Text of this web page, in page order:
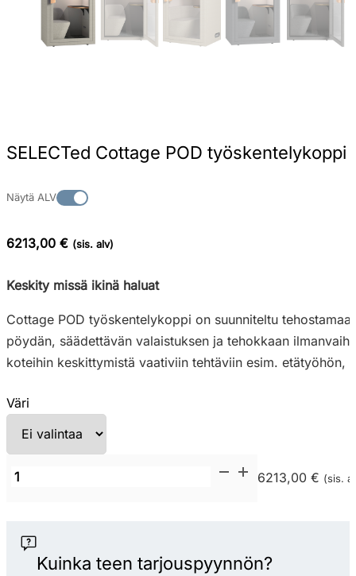
SELECTed Cottage POD työskentelykoppi
Näytä ALV
6213,00 € (sis. alv)
Keskity missä ikinä haluat
Cottage POD työskentelykoppi on suunniteltu
pöydän, säädettävän valaistuksen ja tehokkaan
koteihin keskittymistä vaativiin tehtäviin esim. etätyöhön,
Väri
SELECTed
työskentelykoppi
määrä
6213,00 € (sis.
Kuinka teen tarjouspyynnön?